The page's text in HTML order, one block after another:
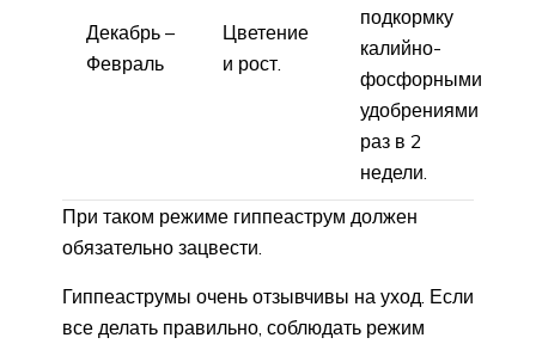
Декабрь –
Февраль
Цветение
и рост.
подкормку
калийно-
фосфорными
удобрениями
раз в 2
недели.
При таком режиме гиппеаструм должен
обязательно зацвести.
Гиппеаструмы очень отзывчивы на уход. Если
все делать правильно, соблюдать режим